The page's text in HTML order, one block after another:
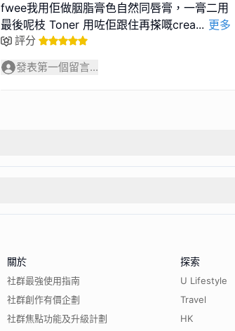
fwee我用佢做胭脂膏色自然同唇膏，一膏二用
最後呢枝 Toner 用咗佢跟住再搽嘅crea... 更多
評分
發表第一個留言...
關於
社群最強使用指南
社群創作有價企劃
社群焦點功能及升級計劃
探索
U Lifestyle
Travel
HK